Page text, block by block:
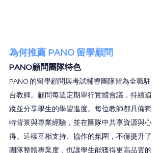
為何推薦 PANO 留學顧問
PANO顧問團隊特色
PANO 的留學顧問與考試輔導團隊皆為全職駐
台教師。顧問每週定期舉行實體會議，持續追
蹤並分享學生的學習進度。每位教師都具備獨
特背景與專業經驗，並在團隊中共享資源與心
得。這樣互相支持、協作的氛圍，不僅提升了
團隊整體專業度，也讓學生能獲得更高品質的